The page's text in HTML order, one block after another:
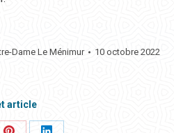
Dame Le Ménimur 10 octobre 2022
article